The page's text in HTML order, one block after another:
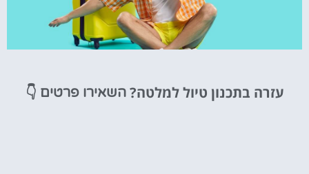
מציאת
עזרה בתכנון טיול למלטה? השאירו פרטים 👇